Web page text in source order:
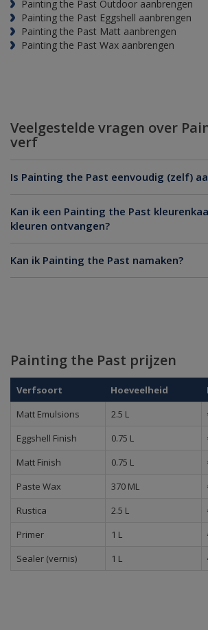
Painting the Past Outdoor aanbrengen
Painting the Past Eggshell aanbrengen
Painting the Past Matt aanbrengen
Painting the Past Wax aanbrengen
Veelgestelde vragen over
verf
Is Painting the Past eenvoudig (zelf)
Kan ik een Painting the Past
kleuren ontvangen?
Kan ik Painting the Past namaken?
Painting the Past prijzen
Verfsoort Hoeveelheid
Matt Emulsions
2.5 L
Eggshell Finish
0.75 L
Matt Finish
0.75 L
Paste Wax
370 ML
Rustica
2.5 L
Primer
1 L
Sealer (vernis)
1 L